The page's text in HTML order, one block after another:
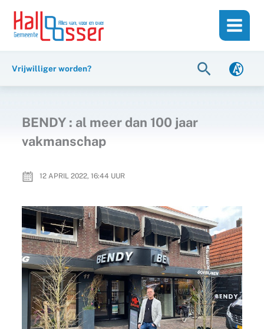
inhoud
naar
Vrijwilliger worden? Zoeken
BENDY : al meer dan 100 jaar
vakmanschap
12 APRIL 2022, 16:44 UUR